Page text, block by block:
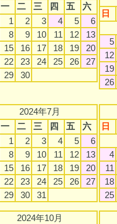
一 二 三 四 五
六
1
2 3 4 5
6
8 9 10 11 12
13
15 16 17 18 19
20
22 23 24 25 26
27
29 30
日
5
12
19
26
2024年7月
一 二 三 四 五
六
1
2 3 4 5
6
8 9 10 11 12
13
15 16 17 18 19
20
22 23 24 25 26
27
29 30 31
日
4
11
18
25
2024年10月